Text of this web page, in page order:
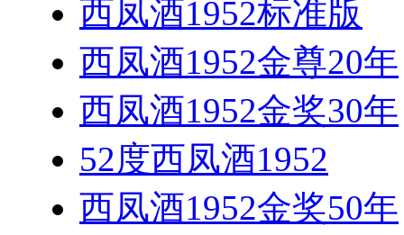
西凤酒1952标准版
西凤酒1952金尊20年
西凤酒1952金奖30年
52度西凤酒1952
西凤酒1952金奖50年